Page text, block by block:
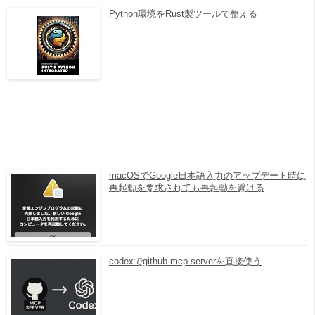
Python環境をRust製ツールで整える
macOSでGoogle日本語入力のアップデート時に
再起動を要求されても再起動を避ける
codexでgithub-mcp-serverを直接使う